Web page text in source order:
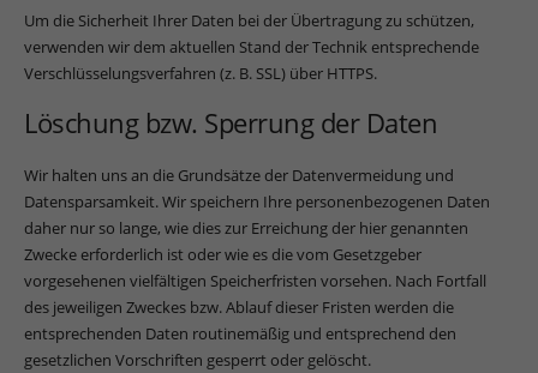
Um die Sicherheit Ihrer Daten bei der Übertragung zu schützen,
verwenden wir dem aktuellen Stand der Technik entsprechende
Verschlüsselungsverfahren (z. B. SSL) über HTTPS.
Löschung bzw. Sperrung der Daten
Wir halten uns an die Grundsätze der Datenvermeidung und
Datensparsamkeit. Wir speichern Ihre personenbezogenen Daten
daher nur so lange, wie dies zur Erreichung der hier genannten
Zwecke erforderlich ist oder wie es die vom Gesetzgeber
vorgesehenen vielfältigen Speicherfristen vorsehen. Nach Fortfall
des jeweiligen Zweckes bzw. Ablauf dieser Fristen werden die
entsprechenden Daten routinemäßig und entsprechend den
gesetzlichen Vorschriften gesperrt oder gelöscht.